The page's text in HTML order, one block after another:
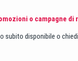
o campagne di
subito disponibile o